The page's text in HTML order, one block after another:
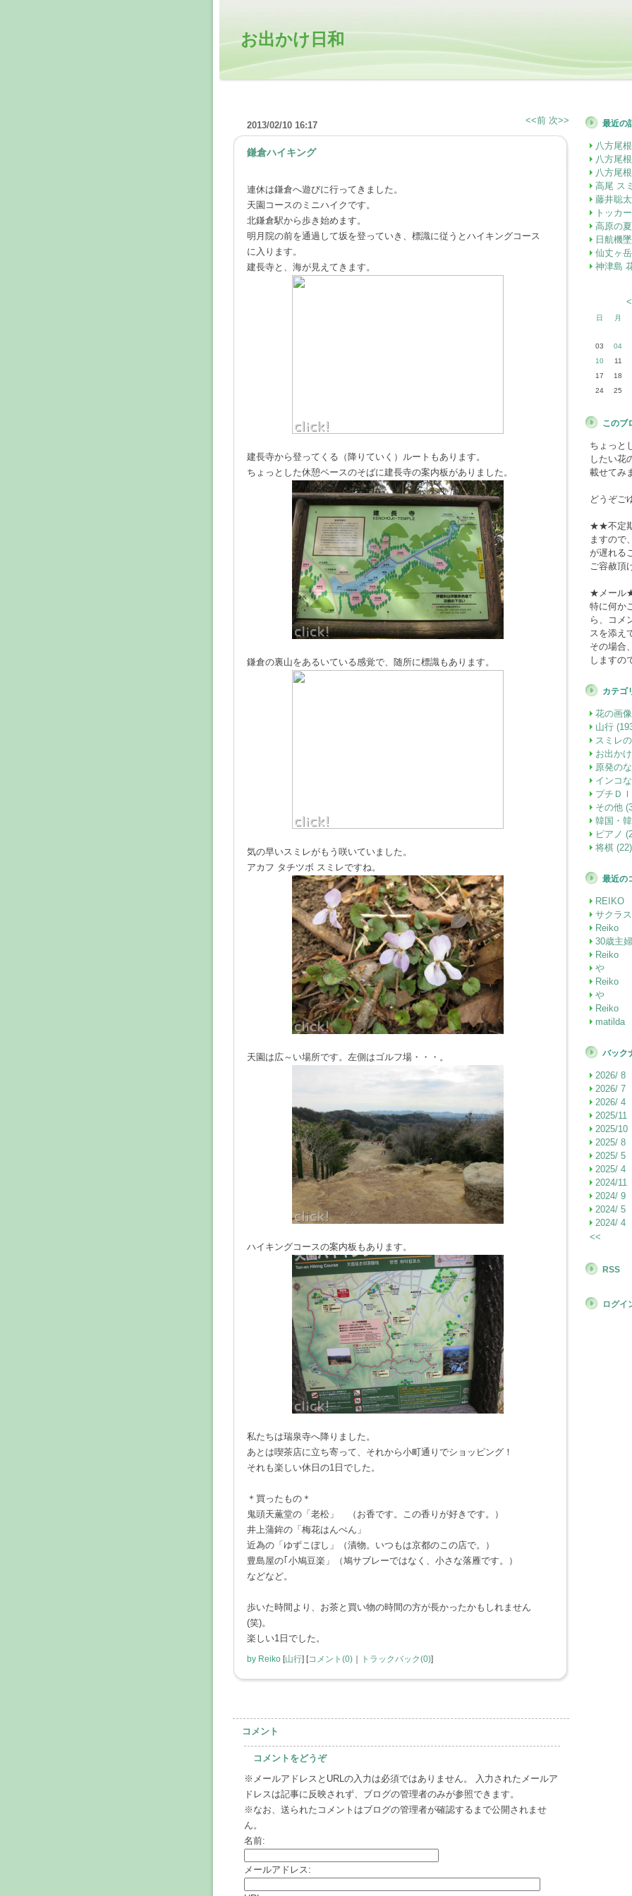
お出かけ日和
<<前 次>>
鎌倉ハイキング―
2013/02/10 16:17
連休は鎌倉へ遊びに行ってきました。
天園コースのミニハイクです。
北鎌倉駅から歩き始めます。
明月院の前を通過して坂を登っていき、標識に従うとハイキングコース
に入ります。
建長寺と、海が見えてきます。
建長寺から登ってくる（降りていく）ルートもあります。
ちょっとした休憩ペースのそばに建長寺の案内板がありました。
鎌倉の裏山をあるいている感覚で、随所に標識もあります。
気の早いスミレがもう咲いていました。
アカフ タチツボ スミレですね。
天園は広～い場所です。左側はゴルフ場・・・。
ハイキングコースの案内板もあります。
私たちは瑞泉寺へ降りました。
あとは喫茶店に立ち寄って、それから小町通りでショッピング！
それも楽しい休日の1日でした。
＊買ったもの＊
鬼頭天薫堂の「老松」 （お香です。この香りが好きです。）
井上蒲鉾の「梅花はんぺん」
近為の「ゆずこぼし」（漬物。いつもは京都のこの店で。）
豊島屋の｢小鳩豆楽」（鳩サブレーではなく、小さな落雁です。）
などなど。
歩いた時間より、お茶と買い物の時間の方が長かったかもしれません
(笑)。
楽しい1日でした。
by Reiko [山行] [コメント(0) ｜ トラックバック(0)]
コメント
コメントをどうぞ
※メールアドレスとURLの入力は必須ではありません。 入力されたメールア
ドレスは記事に反映されず、ブログの管理者のみが参照できます。
※なお、送られたコメントはブログの管理者が確認するまで公開されませ
ん。
名前:
メールアドレス:
最近の
八方尾
八方尾
八方尾
高尾 ス
藤井聡
トッカ
高原の
日航機
仙丈ヶ岳
神津島
日 月
03
04
10
11
17
18
24
25
このブ
ちょっと
したい花
載せてみ
どうぞご
★★不定
ますので
が遅れる
ご容赦頂
★メール
特に何か
ら、コメ
スを添え
その場合
しますの
カテゴ
花の画
山行
スミレ
お出か
原発の
インコ
プチＤ
その他
韓国・
ピアノ
将棋 (22)
最近の
REIKO
サクラ
Reiko
30歳主婦
Reiko
や
Reiko
や
Reiko
matilda
バック
2026/ 8
2026/ 7
2026/ 4
2025/11
2025/10
2025/ 8
2025/ 5
2025/ 4
2024/11
2024/ 9
2024/ 5
2024/ 4
<<
RSS
ログイ